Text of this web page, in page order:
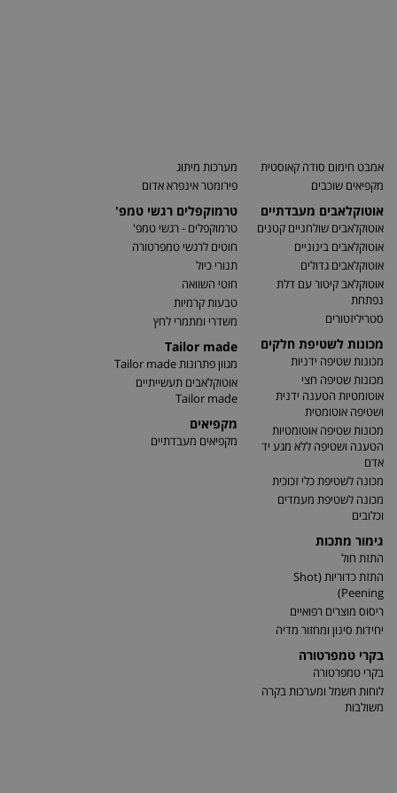
אמבט חימום סודה קאוסטית
מקפיאים שוכבים
אוטוקלאבים מעבדתיים
אוטוקלאבים שולחניים קטנים
אוטוקלאבים בינוניים
אוטוקלאבים גדולים
אוטוקלאב קיטור עם דלת
נפתחת
סטריליזטורים
מכונות לשטיפת חלקים
מכונות שטיפה ידניות
מכונות שטיפה חצי
אוטומטיות הטענה ידנית
ושטיפה אוטומטית
מכונות שטיפה אוטומטיות
הטענה ושטיפה ללא מגע יד
אדם
מכונה לשטיפת כלי זכוכית
מכונה לשטיפת מעמדים
וכלובים
גימור מתכות
התזת חול
התזת כדוריות (Shot
Peening)
ריסוס מוצרים רפואיים
יחידות סינון ומחזור מדיה
בקרי טמפרטורה
בקרי טמפרטורה
לוחות חשמל ומערכות בקרה
משולבות
מערכות מיתוג
פירומטר אינפרא אדום
טרמוקפלים רגשי טמפ'
טרמוקפלים - רגשי טמפ'
חוטים לרגשי טמפרטורה
תנורי כיול
חוטי השוואה
טבעות קרמיות
משדרי ומתמרי לחץ
Tailor made
מגוון פתרונות Tailor made
אוטוקלאבים תעשייתיים
Tailor made
מקפיאים
מקפיאים מעבדתיים